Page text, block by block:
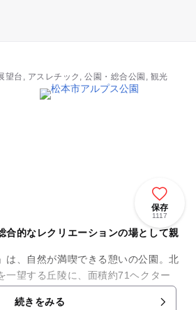
望台, アスレチック, 公園・総合公園, 観光
保存
1117
合的なレクリエーションの場として親
は、自然が満喫できる憩いの公園。北
一望する丘陵に、面積約71ヘクター
起伏に富んだ地形や恵まれた緑など
で...
続きをみる